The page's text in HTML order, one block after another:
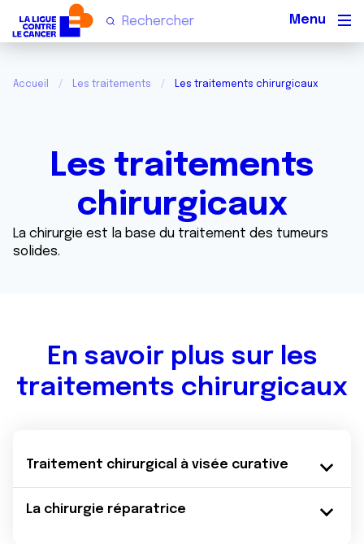
Accueil Les traitements Les traitements chirurgicaux
Les traitements
chirurgicaux
La chirurgie est la base du traitement des tumeurs
solides.
En savoir plus sur les
traitements chirurgicaux
Traitement chirurgical à visée curative
La chirurgie réparatrice